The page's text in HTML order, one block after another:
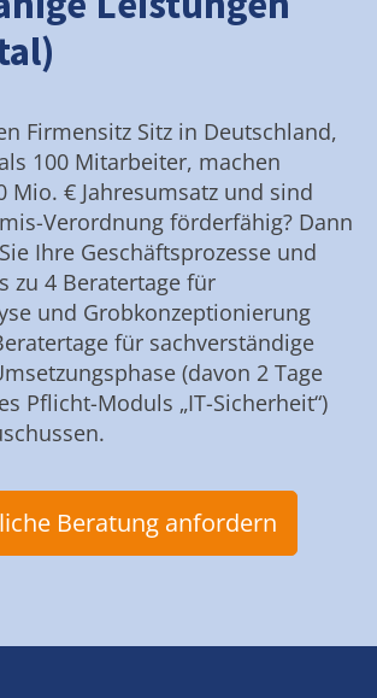
Firmensitz Sitz in Deutschland,
100 Mitarbeiter, machen
Mio. € Jahresumsatz und sind
Verordnung förderfähig? Dann
Ihre Geschäftsprozesse und
zu 4 Beratertage für
und Grobkonzeptionierung
für sachverständige
(davon 2 Tage
Pflicht-Moduls „IT-Sicherheit“)
Beratung anfordern